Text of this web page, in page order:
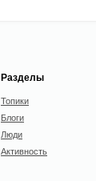
Разделы
Топики
Блоги
Люди
Активность